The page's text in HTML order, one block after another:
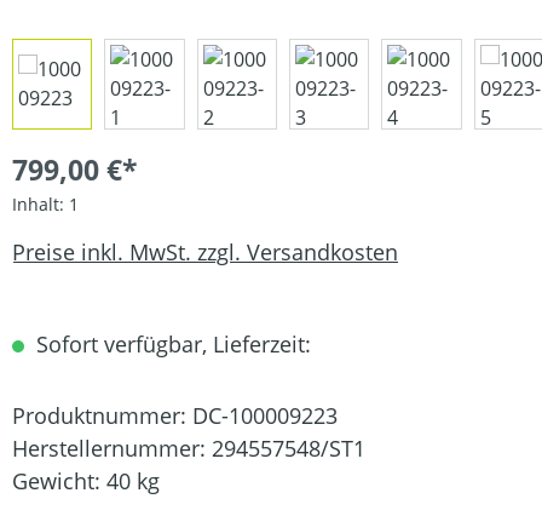
799,00 €*
Inhalt: 1
Preise inkl. MwSt. zzgl. Versandkosten
Sofort verfügbar, Lieferzeit:
Produktnummer: DC-100009223
Herstellernummer: 294557548/ST1
Gewicht: 40 kg